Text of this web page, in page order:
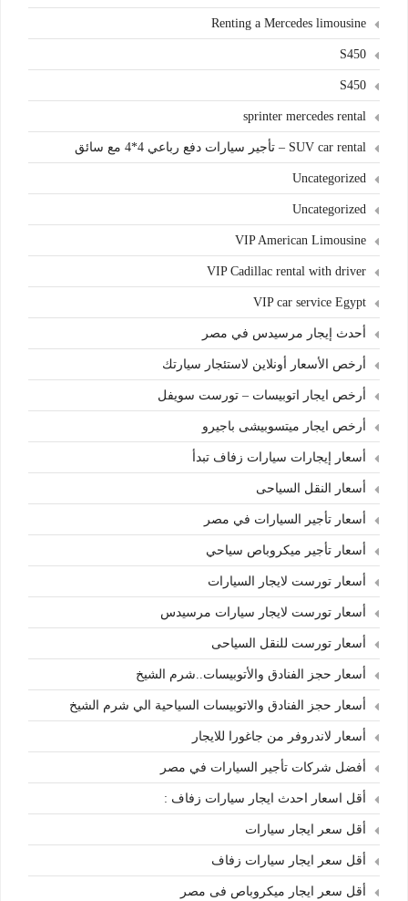
Renting a Mercedes limousine
S450
S450
sprinter mercedes rental
SUV car rental – تأجير سيارات دفع رباعي 4*4 مع سائق
Uncategorized
Uncategorized
VIP American Limousine
VIP Cadillac rental with driver
VIP car service Egypt
أحدث إيجار مرسيدس في مصر
أرخص الأسعار أونلاين لاستئجار سيارتك
أرخص ايجار اتوبيسات – تورست سويفل
أرخص ايجار ميتسوبيشى باجيرو
أسعار إيجارات سيارات زفاف تبدأ
أسعار النقل السياحى
أسعار تأجير السيارات في مصر
أسعار تأجير ميكروباص سياحي
أسعار تورست لايجار السيارات
أسعار تورست لايجار سيارات مرسيدس
أسعار تورست للنقل السياحى
أسعار حجز الفنادق والأتوبيسات..شرم الشيخ
أسعار حجز الفنادق والاتوبيسات السياحية الي شرم الشيخ
أسعار لاندروفر من جاغورا للايجار
أفضل شركات تأجير السيارات في مصر
أقل اسعار احدث ايجار سيارات زفاف :
أقل سعر ايجار سيارات
أقل سعر ايجار سيارات زفاف
أقل سعر ايجار ميكروباص فى مصر